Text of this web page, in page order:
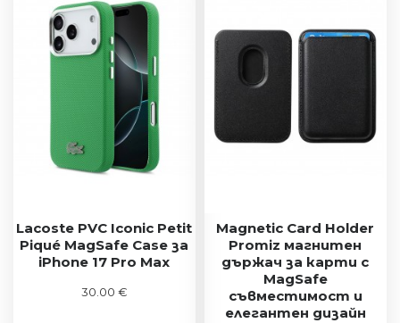
Lacoste PVC Iconic Petit
Piqué MagSafe Case за
iPhone 17 Pro Max
30.00 €
Magnetic Card Holder
Promiz магнитен
държач за карти с
MagSafe
съвместимост и
елегантен дизайн